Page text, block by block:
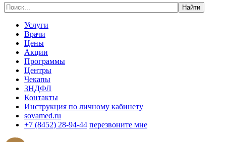
Услуги
Врачи
Цены
Акции
Программы
Центры
Чекапы
3НДФЛ
Контакты
Инструкция по личному кабинету
sovamed.ru
+7 (8452) 28-94-44 перезвоните мне